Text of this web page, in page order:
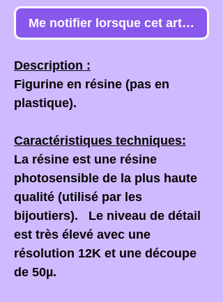
Me notifier lorsque cet article
Description :
Figurine en résine (pas en
plastique).
Caractéristiques techniques:
La résine est une résine
photosensible de la plus haute
qualité (utilisé par les
bijoutiers). Le niveau de détail
est très élevé avec une
résolution 12K et une découpe
de 50µ.